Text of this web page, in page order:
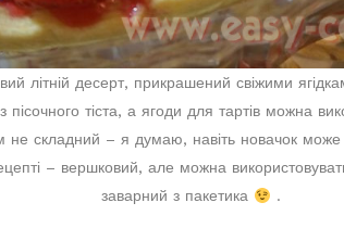
літній десерт, прикрашений свіжими
пісочного тіста, а ягоди для тартів можна
не складний – я думаю, навіть новачок може
– вершковий, але можна
заварний з пакетика
.